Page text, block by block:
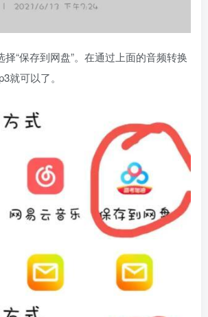
择“保存到网盘”。在通过上面的音频转换
就可以了。